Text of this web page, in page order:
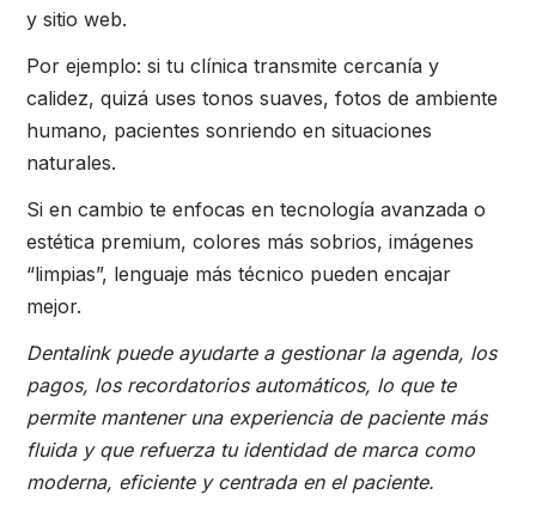
y sitio web.
Por ejemplo: si tu clínica transmite cercanía y
calidez, quizá uses tonos suaves, fotos de ambiente
humano, pacientes sonriendo en situaciones
naturales.
Si en cambio te enfocas en tecnología avanzada o
estética premium, colores más sobrios, imágenes
“limpias”, lenguaje más técnico pueden encajar
mejor.
Dentalink puede ayudarte a gestionar la agenda, los
pagos, los recordatorios automáticos, lo que te
permite mantener una experiencia de paciente más
fluida y que refuerza tu identidad de marca como
moderna, eficiente y centrada en el paciente.